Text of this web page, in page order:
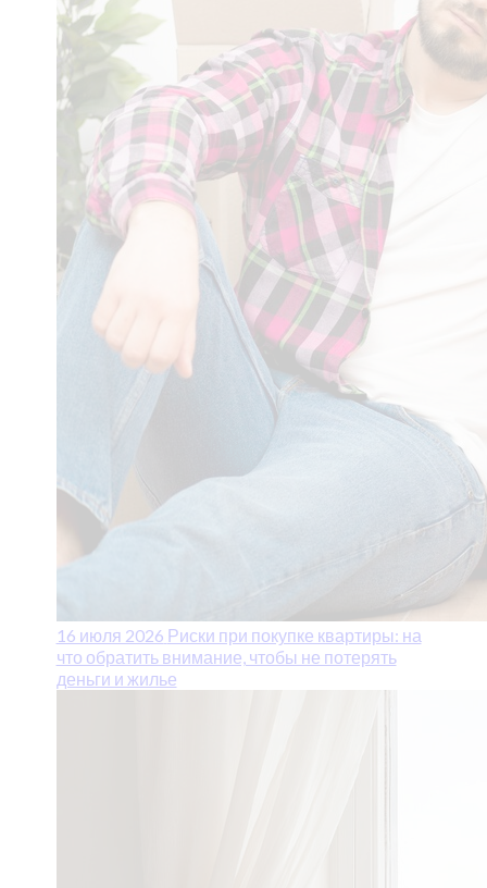
16 июля 2026 Риски при покупке квартиры: на
что обратить внимание, чтобы не потерять
деньги и жилье